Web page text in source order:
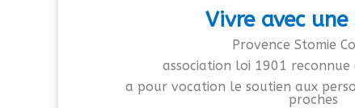
Vivre avec
Provence Stomie
association loi 1901 reconnue
a pour vocation le soutien aux
proches